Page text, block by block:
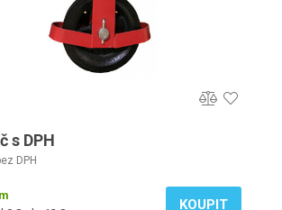
s DPH
DPH
KOUPIT